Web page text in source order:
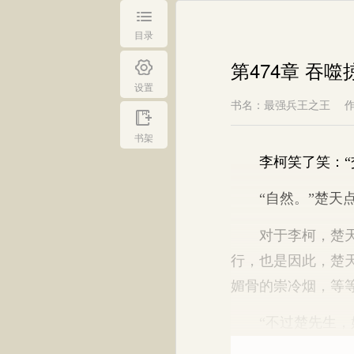
目录
设置
书架
第474章 吞噬
书名：最强兵王之王
李柯笑了笑：“
“自然。”楚天
对于李柯，楚天
行，也是因此，楚
媚骨的崇冷烟，等